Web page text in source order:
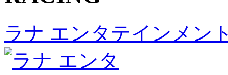
ラナ エンタテインメン